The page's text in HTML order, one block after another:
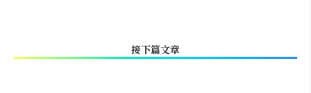
接下篇文章